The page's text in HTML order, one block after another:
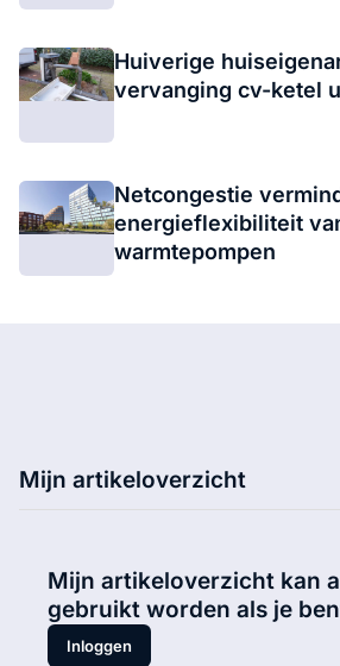
Huiverige
vervanging cv-ketel
Netcongestie
energieflexibiliteit
warmtepompen
Mijn artikeloverzicht
Mijn artikeloverzicht kan
gebruikt worden als je
Inloggen